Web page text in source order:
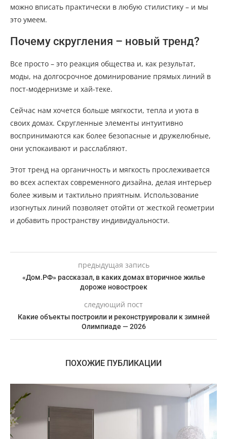
можно вписать практически в любую стилистику – и мы
это умеем.
Почему скругления – новый тренд?
Все просто – это реакция общества и, как результат,
моды, на долгосрочное доминирование прямых линий в
пост-модернизме и хай-теке.
Сейчас нам хочется больше мягкости, тепла и уюта в
своих домах. Скругленные элементы интуитивно
воспринимаются как более безопасные и дружелюбные,
они успокаивают и расслабляют.
Этот тренд на органичность и мягкость прослеживается
во всех аспектах современного дизайна, делая интерьер
более живым и тактильно приятным. Использование
изогнутых линий позволяет отойти от жесткой геометрии
и добавить пространству индивидуальности.
предыдущая запись
«Дом.РФ» рассказал, в каких домах вторичное жилье
дороже новостроек
следующий пост
Какие объекты построили и реконструировали к зимней
Олимпиаде — 2026
ПОХОЖИЕ ПУБЛИКАЦИИ